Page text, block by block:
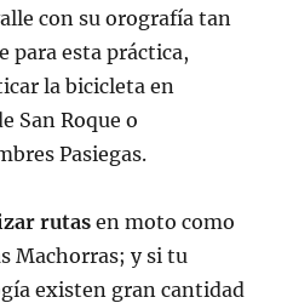
con su orografía tan
para esta práctica,
la bicicleta en
San Roque o
Pasiegas.
rutas en moto como
Machorras; y si tu
existen gran cantidad